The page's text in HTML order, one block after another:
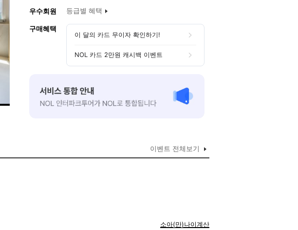
우수회원 등급별 혜택
구매혜택
이 달의 카드 무이자 확인하기!
NOL 카드 2만원 캐시백 이벤트
이벤트 전체보기
소아(만)나이계산